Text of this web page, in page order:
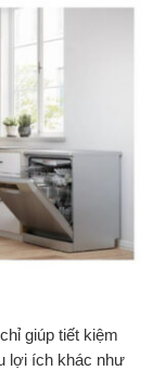
giúp tiết kiệm
lợi ích khác như